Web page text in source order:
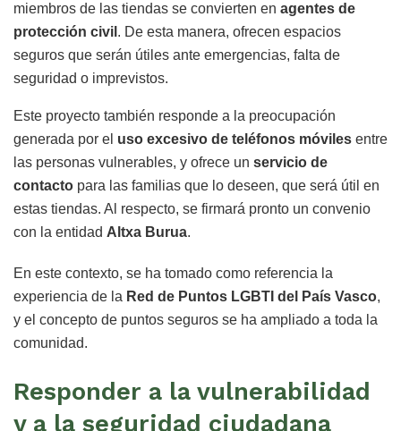
miembros de las tiendas se convierten en agentes de
protección civil . De esta manera, ofrecen espacios
seguros que serán útiles ante emergencias, falta de
seguridad o imprevistos.
Este proyecto también responde a la preocupación
generada por el uso excesivo de teléfonos móviles entre
las personas vulnerables, y ofrece un servicio de
contacto para las familias que lo deseen, que será útil en
estas tiendas. Al respecto, se firmará pronto un convenio
con la entidad Altxa Burua.
En este contexto, se ha tomado como referencia la
experiencia de la Red de Puntos LGBTI del País Vasco,
y el concepto de puntos seguros se ha ampliado a toda la
comunidad.
Responder a la vulnerabilidad
y a la seguridad ciudadana